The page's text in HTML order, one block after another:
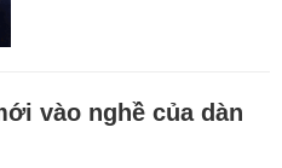
vào nghề của dàn